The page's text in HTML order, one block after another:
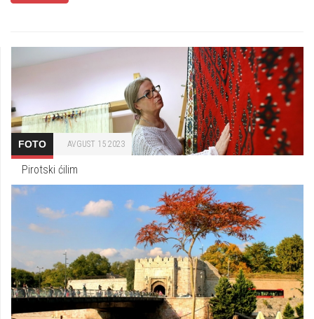
FOTO AVGUST 15 2023
Pirotski ćilim